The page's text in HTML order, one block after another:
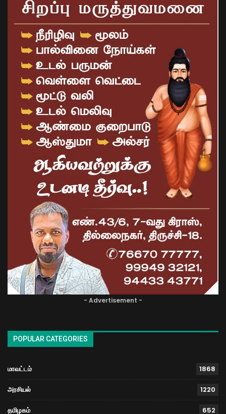
- Advertisement -
POPULAR CATEGORIES
மாவட்டம் 1868
அரசியல் 1220
தமிழகம் 652